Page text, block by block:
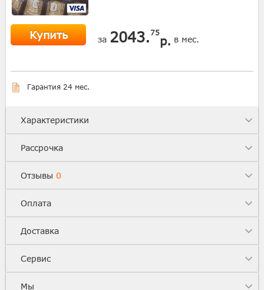
Купить за 2043. 75
р. в мес.
Гарантия 24 мес.
Характеристики
Рассрочка
Отзывы 0
Оплата
Доставка
Сервис
Мы